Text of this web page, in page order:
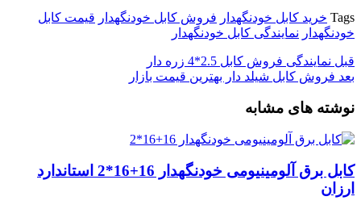
Tags خرید کابل خودنگهدار فروش کابل خودنگهدار قیمت کابل
خودنگهدار نمایندگی کابل خودنگهدار
قبل نمایندگی فروش کابل 2.5*4 زره دار
بعد فروش کابل شیلد دار بهترین قیمت بازار
نوشته های مشابه
کابل برق آلومینیومی خودنگهدار 16+16*2 استاندارد
ارزان